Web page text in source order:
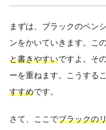
まずは、ブラックのペン
ンをかいていきます。この
と書きやすいですよ。そ
ーを重ねます。こうする
すすめです。
さて、ここでブラックの